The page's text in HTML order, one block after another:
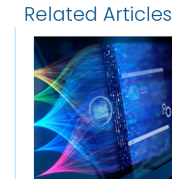
Related Articles